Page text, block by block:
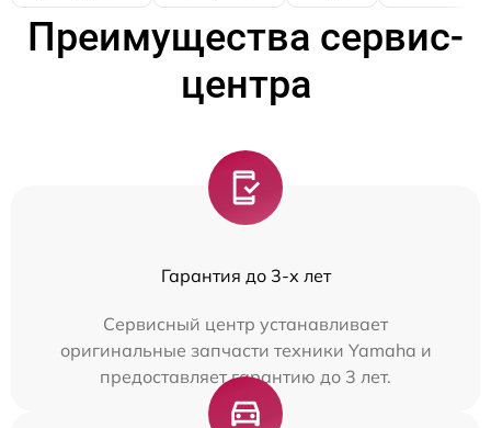
Преимущества сервис-
центра
Гарантия до 3-х лет
Сервисный центр устанавливает
оригинальные запчасти техники Yamaha и
предоставляет гарантию до 3 лет.